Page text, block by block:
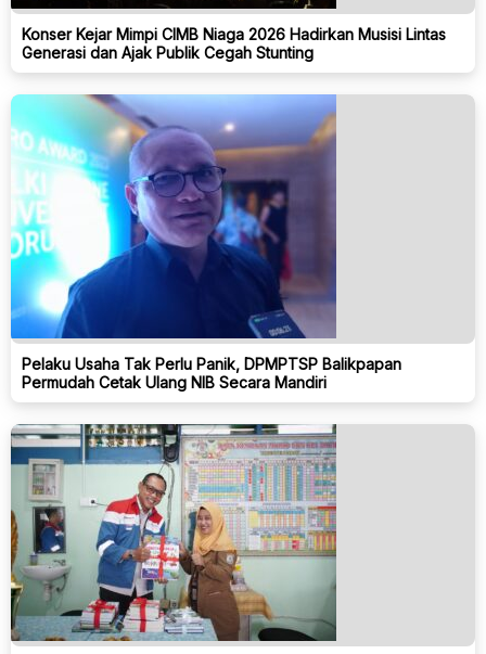
Konser Kejar Mimpi CIMB Niaga 2026 Hadirkan Musisi Lintas
Generasi dan Ajak Publik Cegah Stunting
Pelaku Usaha Tak Perlu Panik, DPMPTSP Balikpapan
Permudah Cetak Ulang NIB Secara Mandiri